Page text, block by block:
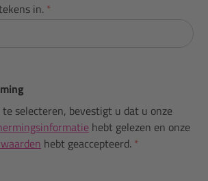
in. *
te selecteren, bevestigt u dat u onze
hebt gelezen en onze
hebt geaccepteerd. *